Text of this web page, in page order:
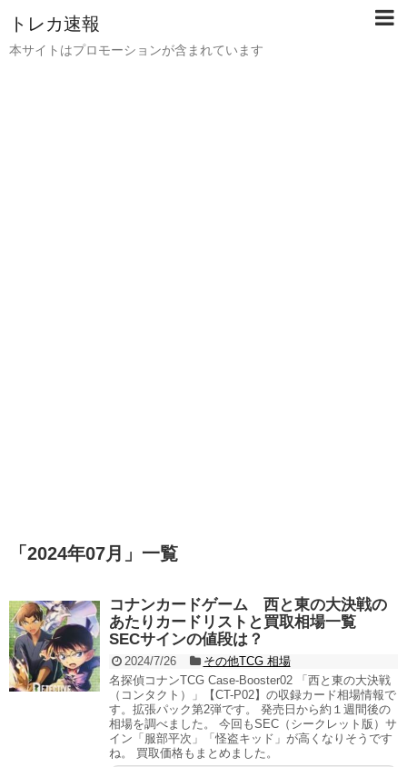
トレカ速報
本サイトはプロモーションが含まれています
「 2024年07月 」 一覧
コナンカードゲーム 西と東の大決戦の
あたりカードリストと買取相場一覧
SECサインの値段は？
2024/7/26
その他TCG 相場
名探偵コナンTCG Case-Booster02 「西と東の大決戦
（コンタクト）」【CT-P02】の収録カード相場情報で
す。拡張パック第2弾です。 発売日から約１週間後の
相場を調べました。 今回もSEC（シークレット版）サ
イン「服部平次」「怪盗キッド」が高くなりそうです
ね。 買取価格もまとめました。